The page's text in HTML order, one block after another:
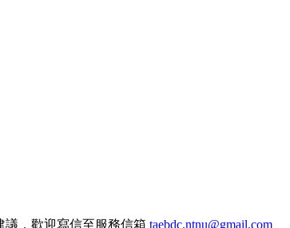
議，歡迎寫信至服務信箱 taebdc.ntnu@gmail.com